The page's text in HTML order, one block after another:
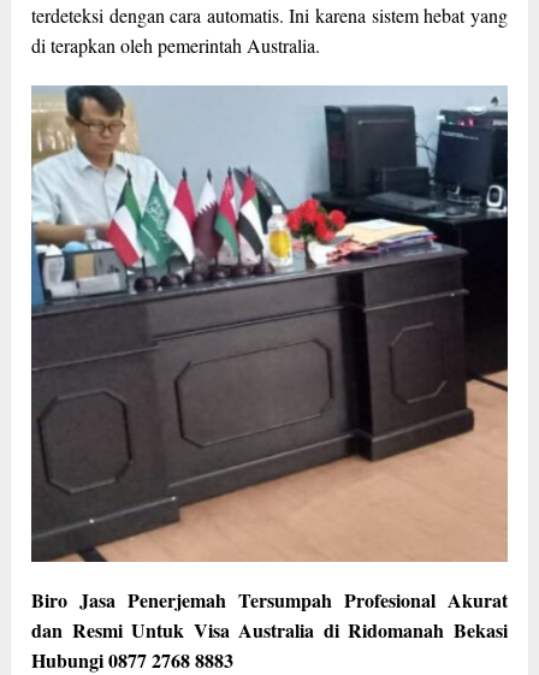
terdeteksi dengan cara automatis. Ini karena sistem hebat yang
di terapkan oleh pemerintah Australia.
Biro Jasa Penerjemah Tersumpah Profesional Akurat
dan Resmi Untuk Visa Australia di Ridomanah Bekasi
Hubungi 0877 2768 8883